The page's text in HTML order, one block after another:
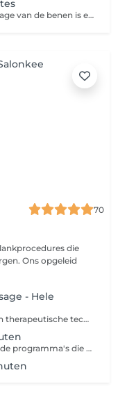
LymfeSculpt van de benen Lymfedrainage van de benen is een intensieve behandeling die gericht is op het activeren en verbeteren van het lymfestelsel in de benen. Het helpt het lichaam om overtollig vocht, afvalstoffen en toxines sneller af te voeren. Dit biedt verlichting bij zware benen, vochtophoping, zwelling en vermoeidheid door een slecht werkend lymfestelsel. Wat doet deze behandeling Activeert het lymfestelsel in de benen Vermindert vochtretentie, zwelling en het gevoel van zware benen Verbetert direct de lymfe- en bloedcirculatie Geeft onmiddellijke verlichting en zichtbaar resultaat al na één sessie Ondersteunt de natuurlijke detox van het lichaam Verbetert de structuur van het weefsel en vermindert spanning in de benen Ideaal voor mensen met een zittend beroep, lange reizen, hormonale schommelingen of een algemeen verzwakt lymfesysteem Belangrijke informatie activatie van het lymfestelsel in de buik (VERPLICHTE VOORWAARDE) Voor een effectieve lymfedrainage van de benen moet eerst het lymfestelsel in de buik worden geopend en geactiveerd. De lymfe uit de benen stroomt namelijk altijd via de buik naar boven, waardoor activatie van de buik essentieel is voor een optimaal resultaat. Regel: Heeft u in de afgelopen 4 weken géén buikactivatie / Lymfasculp Buik bij mij gehad, dan moeten we altijd eerst de buikactivatie doen, voordat de benen behandeld kunnen worden. Heeft u in de afgelopen 6 weken wél een buikactivatie gehad, dan kunt u direct een afspraak maken voor Lymphoscalp Benen. Contra-indicaties De behandeling kan niet worden uitgevoerd bij: actieve infecties of koorts acute ontstekingen of onduidelijke zwellingen trombose of verhoogd risico op bloedstolsels onbehandelde hoge bloeddruk hartfalen oncologische aandoeningen zonder toestemming van een arts risicovolle of gecompliceerde zwangerschap recente operaties of verwondingen aan de benen
70
die
Ons opgeleid
- Hele
Braziliaanse lymfatische massage is een therapeutische techniek die zich richt op de stimulatie van het lymfestelsel en de ondersteuning van de detoxificatie van het lichaam. Deze massage, die zijn oorsprong in Brazilië heeft, wordt uitgevoerd met zachte, ritmische bewegingen en druk die de lymfe-afvoer bevorderen en de bloedcirculatie verbeteren. Contra-indicaties: 1. Acute infecties 2. Ontstekingziekten 3. Tumoren 4. Trombose 5. Hartproblemen 6. Diabetes 7. Open wonden 8. Zwangerschap
ZEMITS presotherapie biedt verschillende programma's die zich richten op specifieke behoeften van cliënten: 1. **Detoxificatieprogramma**: Ondersteunt het lymfesysteem en verwijdert gifstoffen uit het lichaam. 2. **Vetverbrandingsprogramma**: Versnelt de stofwisseling en helpt bij het afvallen. 3. **Huidverstevigingsprogramma**: Stimuleert de collageenproductie en verstevigt de huid. 4. **Herstelprogramma**: Vermindert spanning in de spieren en bevordert een snellere regeneratie na fysieke activiteit. 5. **Ontspannings- en wellnessprogramma**: Biedt stressverlichting en een aangename, ontspannende ervaring. 6. **Programma ter verbetering van de doorbloeding**: Helpt de doorbloeding van de ledematen te verbeteren en vermindert zwellingen. Deze programma's kunnen worden gepersonaliseerd op basis van de behoeften van elke cliënt, wat zorgt voor effectieve therapeutische resultaten. Presotherapie heeft enkele contra-indicaties: 1. Zwangerschap 2. Infectieziekten 3. Hartproblemen 4. Bloedstolsels 5. Huidziekten 6. Kanker 7. Ernstige neurologische aandoeningen 8. Lage bloeddruk 9. Ontstekingen Raadpleeg altijd een specialist om te zien of de therapie geschikt is.